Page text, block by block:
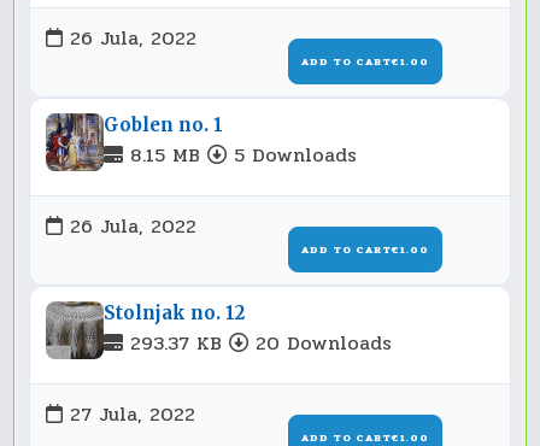
26 Jula, 2022
ADD TO CART€1.00
Goblen no. 1
8.15 MB 5 Downloads
26 Jula, 2022
ADD TO CART€1.00
Stolnjak no. 12
293.37 KB 20 Downloads
27 Jula, 2022
ADD TO CART€1.00